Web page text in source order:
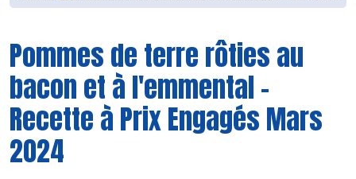
Pommes de terre rôties au
bacon et à l'emmental -
Recette à Prix Engagés Mars
2024